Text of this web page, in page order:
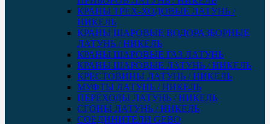
КРАНЫ ТРЕХ-ХОДОВЫЕ ЛАТУНЬ /
НИКЕЛЬ
КРАНЫ ШАРОВЫЕ ВОДОРАЗБОРНЫЕ
ЛАТУНЬ / НИКЕЛЬ
КРАНЫ ШАРОВЫЕ ГАЗ ЛАТУНЬ
КРАНЫ ШАРОВЫЕ ЛАТУНЬ / НИКЕЛЬ
КРЕСТОВИНЫ ЛАТУНЬ / НИКЕЛЬ
МУФТЫ ЛАТУНЬ / НИКЕЛЬ
ПЕРЕХОДЫ ЛАТУНЬ / НИКЕЛЬ
СГОНЫ ЛАТУНЬ / НИКЕЛЬ
СОЕДИНИТЕЛИ GEBO